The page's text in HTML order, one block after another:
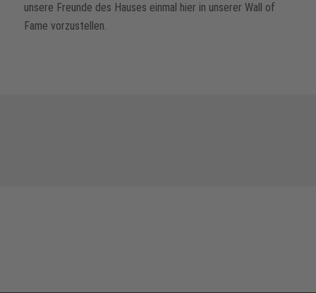
unsere Freunde des Hauses einmal hier in unserer Wall of
Fame vorzustellen.